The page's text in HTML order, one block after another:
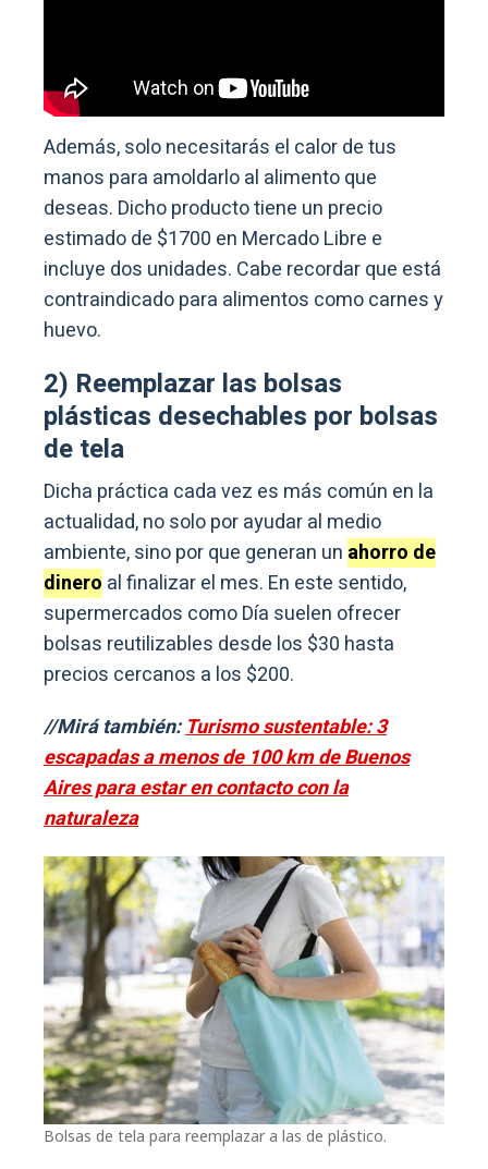
Además, solo necesitarás el calor de tus
manos para amoldarlo al alimento que
deseas. Dicho producto tiene un precio
estimado de $1700 en Mercado Libre e
incluye dos unidades. Cabe recordar que está
contraindicado para alimentos como carnes y
huevo.
2) Reemplazar las bolsas
plásticas desechables por bolsas
de tela
Dicha práctica cada vez es más común en la
actualidad, no solo por ayudar al medio
ambiente, sino por que generan un ahorro de
dinero al finalizar el mes. En este sentido,
supermercados como Día suelen ofrecer
bolsas reutilizables desde los $30 hasta
precios cercanos a los $200.
//Mirá también:Turismo sustentable: 3
escapadas a menos de 100 km de Buenos
Aires para estar en contacto con la
naturaleza
Bolsas de tela para reemplazar a las de plástico.